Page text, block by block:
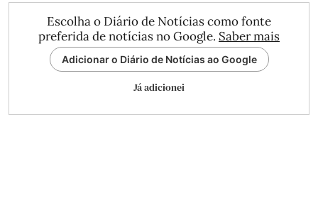
Escolha o Diário de Notícias como fonte
preferida de notícias no Google. Saber mais
Adicionar o Diário de Notícias ao Google
Já adicionei